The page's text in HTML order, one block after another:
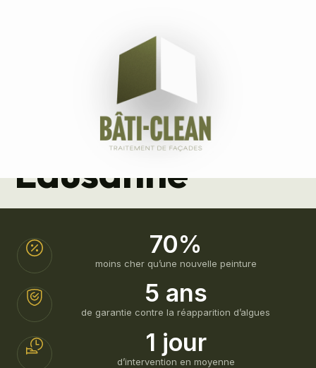
Immeuble
Locatif –
Lausanne
70%
moins cher qu’une nouvelle peinture
5 ans
de garantie contre la réapparition d’algues
1 jour
d’intervention en moyenne